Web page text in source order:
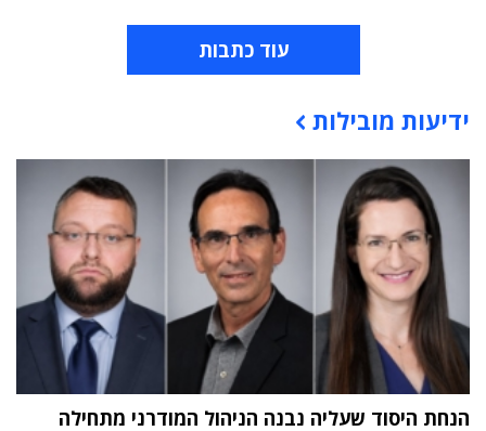
עוד כתבות
תוכן פרסומי
ידיעות מובילות
הנחת היסוד שעליה נבנה הניהול המודרני מתחילה